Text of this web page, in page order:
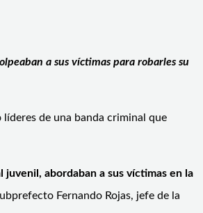
a sus víctimas para robarles su
de una banda criminal que
abordaban a sus víctimas en la
Fernando Rojas, jefe de la